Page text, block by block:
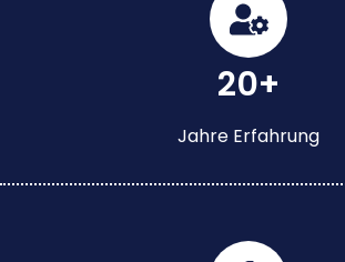
20+
Jahre Erfahrung